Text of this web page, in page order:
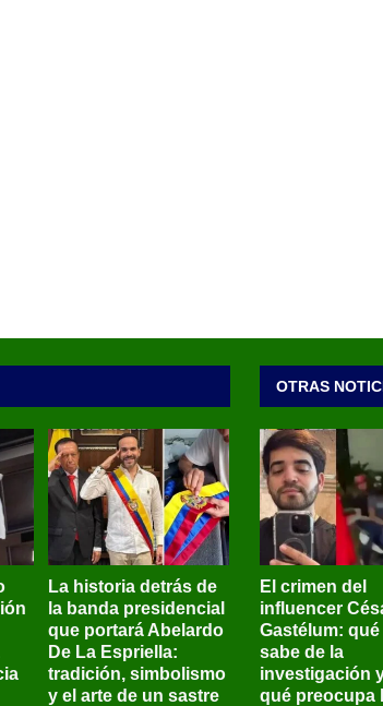
La historia detrás de
la banda presidencial
que portará Abelardo
De La Espriella:
tradición, simbolismo
y el arte de un sastre
OTRAS
El crimen del
influencer
Gastélum: qué
sabe de la
investigación
qué preocupa